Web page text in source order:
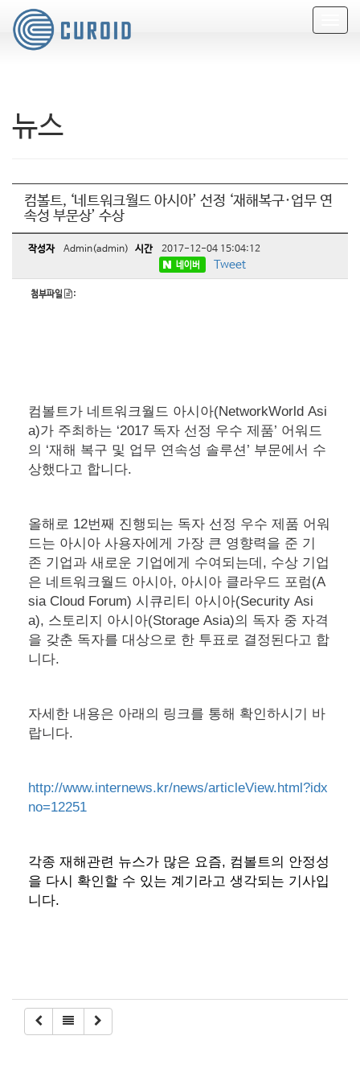
o
g
a
i
뉴스
컴볼트, ‘네트워크월드 아시아’ 선정 ‘재해복구·업무 연
속성 부문상’ 수상
작성자 Admin(admin) 시간 2017-12-04 15:04:12
네이버 Tweet
첨부파일 :
컴볼트가 네트워크월드 아시아(NetworkWorld Asi
a)가 주최하는 ‘2017 독자 선정 우수 제품’ 어워드
의 ‘재해 복구 및 업무 연속성 솔루션’ 부문에서 수
상했다고 합니다.
올해로 12번째 진행되는 독자 선정 우수 제품 어워
드는 아시아 사용자에게 가장 큰 영향력을 준 기
존 기업과 새로운 기업에게 수여되는데, 수상 기업
은 네트워크월드 아시아, 아시아 클라우드 포럼(A
sia Cloud Forum) 시큐리티 아시아(Security Asi
a), 스토리지 아시아(Storage Asia)의 독자 중 자격
을 갖춘 독자를 대상으로 한 투표로 결정된다고 합
니다.
자세한 내용은 아래의 링크를 통해 확인하시기 바
랍니다.
http://www.internews.kr/news/articleView.html?idx
no=12251
각종 재해관련 뉴스가 많은 요즘, 컴볼트의 안정성
을 다시 확인할 수 있는 계기라고 생각되는 기사입
니다.